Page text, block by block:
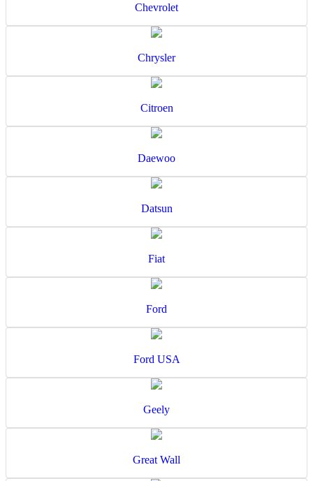
Chevrolet
Chrysler
Citroen
Daewoo
Datsun
Fiat
Ford
Ford USA
Geely
Great Wall